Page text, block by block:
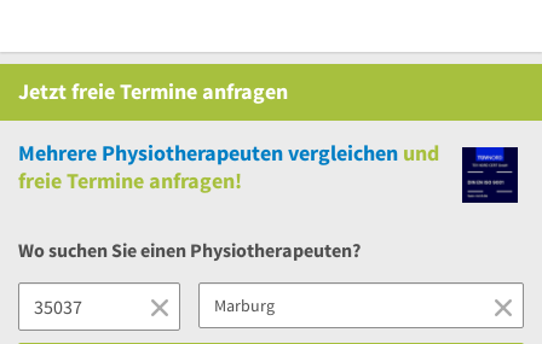
JetztfreieTermine anfragen
Mehrere Physiotherapeuten vergleichen und
freieTermine anfragen!
Wo suchen Sie einen Physiotherapeuten?